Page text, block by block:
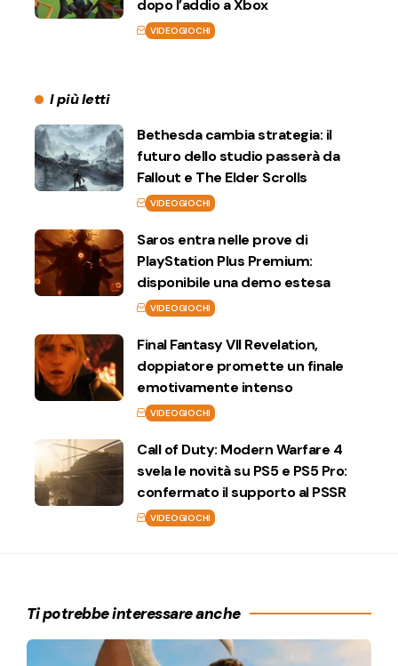
dopo l’addio a Xbox
VIDEOGIOCHI
I più letti
Bethesda cambia strategia: il
futuro dello studio passerà da
Fallout e The Elder Scrolls
VIDEOGIOCHI
Saros entra nelle prove di
PlayStation Plus Premium:
disponibile una demo estesa
VIDEOGIOCHI
Final Fantasy VII Revelation,
doppiatore promette un finale
emotivamente intenso
VIDEOGIOCHI
Call of Duty: Modern Warfare 4
svela le novità su PS5 e PS5 Pro:
confermato il supporto al PSSR
VIDEOGIOCHI
Ti potrebbe interessare anche